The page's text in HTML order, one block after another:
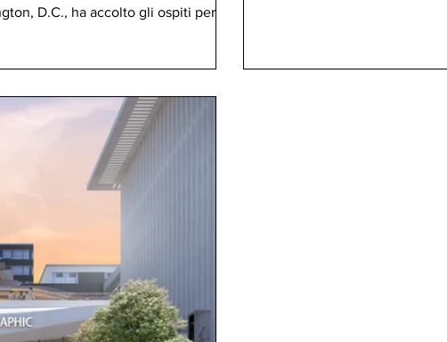
D.C., ha accolto gli ospiti per una
250º a